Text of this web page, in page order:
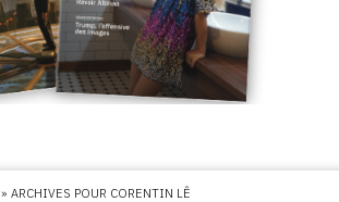
»ARCHIVES POUR CORENTIN LÊ